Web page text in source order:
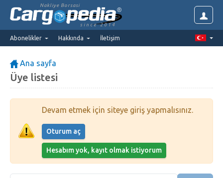
Nakliye Borsasi
since 2014
Abonelikler Hakkında İletişim
Ana sayfa
Üye listesi
Devam etmek için siteye giriş yapmalısınız.
Oturum aç
Hesabım yok, kayıt olmak istiyorum